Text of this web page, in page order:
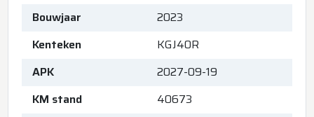
Bouwjaar
2023
Kenteken
KGJ40R
APK
2027-09-19
KM stand
40673